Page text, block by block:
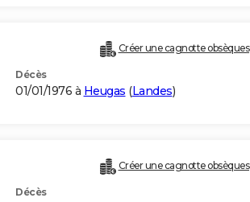
Créer une cagnotte obsèques
Décès
01/01/1976 à Heugas (Landes)
Créer une cagnotte obsèques
Décès